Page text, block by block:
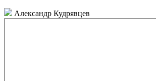
Александр Кудрявцев